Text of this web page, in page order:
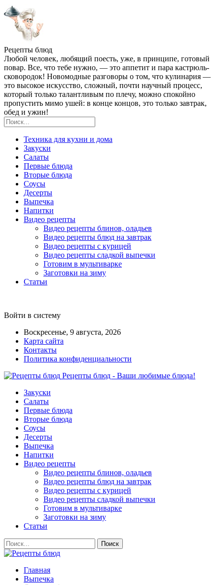
Рецепты блюд
Любой человек, любящий поесть, уже, в принципе, готовый
повар. Все, что тебе нужно, — это аппетит и пара кастрюль-
сковородок! Новомодные разговоры о том, что кулинария —
это высокое искусство, сложный, почти научный процесс,
который только талантливым по плечу, можно спокойно
пропустить мимо ушей: в конце концов, это только завтрак,
обед и ужин!
Техника для кухни и дома
Закуски
Салаты
Первые блюда
Вторые блюда
Соусы
Десерты
Выпечка
Напитки
Видео рецепты
Видео рецепты блинов, оладьев
Видео рецепты блюд на завтрак
Видео рецепты с курицей
Видео рецепты сладкой выпечки
Готовим в мультиварке
Заготовки на зиму
Статьи
Войти в систему
Воскресенье, 9 августа, 2026
Карта сайта
Контакты
Политика конфиденциальности
Рецепты блюд - Ваши любимые блюда!
Закуски
Салаты
Первые блюда
Вторые блюда
Соусы
Десерты
Выпечка
Напитки
Видео рецепты
Видео рецепты блинов, оладьев
Видео рецепты блюд на завтрак
Видео рецепты с курицей
Видео рецепты сладкой выпечки
Готовим в мультиварке
Заготовки на зиму
Статьи
Главная
Выпечка